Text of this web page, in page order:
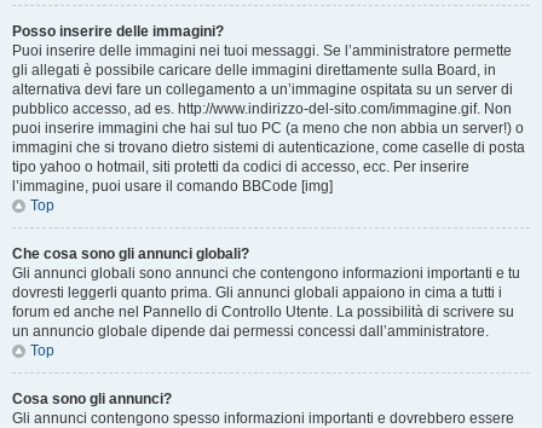
Posso inserire delle immagini?
Puoi inserire delle immagini nei tuoi messaggi. Se l’amministratore permette
gli allegati è possibile caricare delle immagini direttamente sulla Board, in
alternativa devi fare un collegamento a un’immagine ospitata su un server di
pubblico accesso, ad es. http://www.indirizzo-del-sito.com/immagine.gif. Non
puoi inserire immagini che hai sul tuo PC (a meno che non abbia un server!) o
immagini che si trovano dietro sistemi di autenticazione, come caselle di posta
tipo yahoo o hotmail, siti protetti da codici di accesso, ecc. Per inserire
l’immagine, puoi usare il comando BBCode [img]
Top
Che cosa sono gli annunci globali?
Gli annunci globali sono annunci che contengono informazioni importanti e tu
dovresti leggerli quanto prima. Gli annunci globali appaiono in cima a tutti i
forum ed anche nel Pannello di Controllo Utente. La possibilità di scrivere su
un annuncio globale dipende dai permessi concessi dall’amministratore.
Top
Cosa sono gli annunci?
Gli annunci contengono spesso informazioni importanti e dovrebbero essere